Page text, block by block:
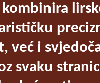
već i
svaku